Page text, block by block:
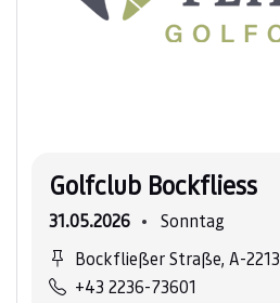
Golfclub Bockfliess
31.05.2026
Sonntag
Bockfließer Straße, A-2213
+43 2236-73601